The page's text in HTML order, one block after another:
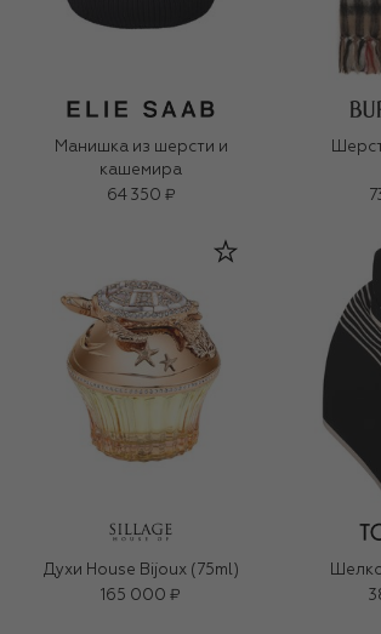
Манишка из шерсти и
кашемира
64 350 ₽
Духи House Bijoux (75ml)
165 000 ₽